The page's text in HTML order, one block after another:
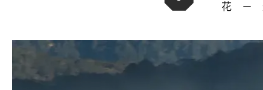
花 －